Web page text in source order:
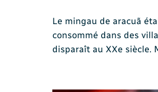
Le mingau de aracuã
consommé dans des
disparaît au XXe